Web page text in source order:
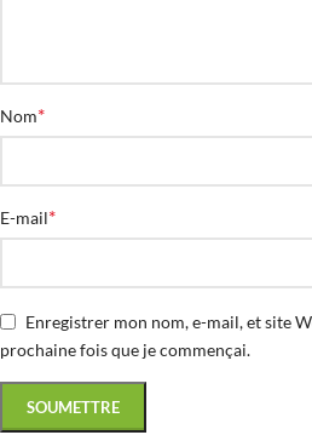
Nom*
E-mail*
Enregistrer mon nom, e-mail, et site
prochaine fois que je commençai.